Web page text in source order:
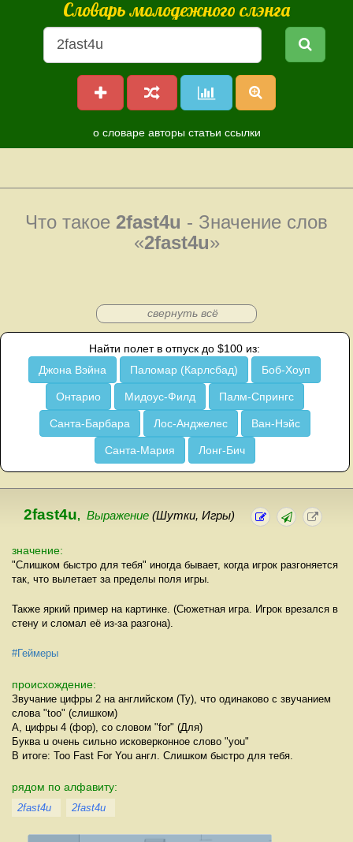
Словарь молодежного слэнга
о словаре авторы статьи ссылки
Что такое 2fast4u - Значение слов
«2fast4u»
свернуть всё
Найти полет в отпуск до $100 из:
Джона Вэйна
Паломар (Карлсбад) Боб-Хоуп
Онтарио Мидоус-Филд Палм-Спрингс
Санта-Барбара Лос-Анджелес Ван-Нэйс
Санта-Мария Лонг-Бич
2fast4u, Выражение (Шутки, Игры)
значение:
"Слишком быстро для тебя" иногда бывает, когда игрок разгоняется
так, что вылетает за пределы поля игры.
Также яркий пример на картинке. (Сюжетная игра. Игрок врезался в
стену и сломал её из-за разгона).
#Геймеры
происхождение:
Звучание цифры 2 на английском (Ту), что одинаково с звучанием
слова "too" (слишком)
А, цифры 4 (фор), со словом "for" (Для)
Буква u очень сильно исковерконное слово "you"
В итоге: Too Fast For You англ. Слишком быстро для тебя.
рядом по алфавиту:
2fast4u 2fast4u